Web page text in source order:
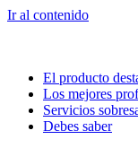
Ir al contenido
El producto
Los mejores
Servicios
Debes saber